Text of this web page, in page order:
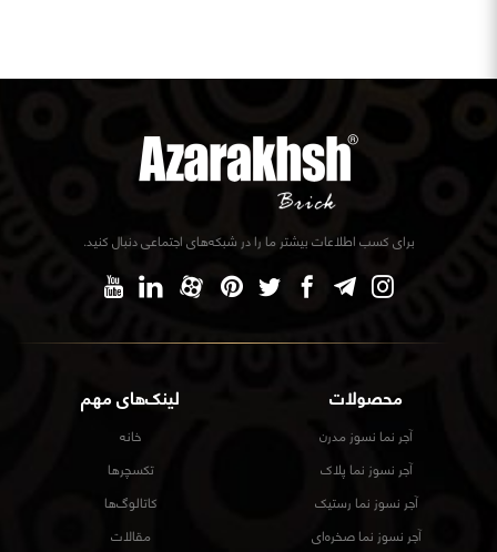
محصولات
آجر نما نسوز مدرن
آجر نسوز نما پلاک
آجر نسوز نما رستیک
آجر نسوز نما صخره‌ای
لینک‌های مهم
خانه
تکسچرها
کاتالوگ‌ها
مقالات
برای کسب اطلاعات بیشتر ما را در شبکه‌های اجتماعی دنبال کنید.